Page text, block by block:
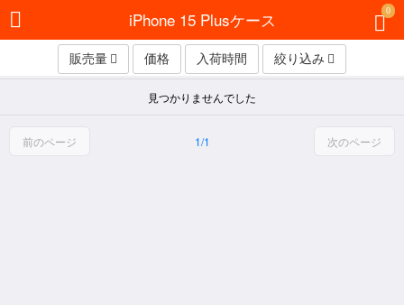
0
iPhone 15 Plusケース
販売量 価格 入荷時間 絞り込み
見つかりませんでした
前のページ 1/1 次のページ